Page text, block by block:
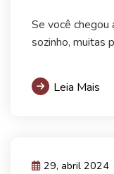
Se você chegou
sozinho, muitas
Leia Mais
29, abril 2024